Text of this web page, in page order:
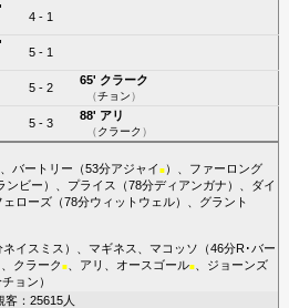
4 - 1
5 - 1
5 - 2
65' クラーク
（チョン）
5 - 3
88' アリ
（クラーク ）
バートリー （53分アジャイ ■）、 ファーロング
ンビー ）、 プライス （78分ディアンガナ ）、 ダイ
ェローズ（78分ウィットウェル）、 グラント
ネイスミス ）、 マギネス マコッソ （46分R･バー
クラーク ■、 アリ オースゴール■、 ジョーンズ
チョン ）
客：25615人